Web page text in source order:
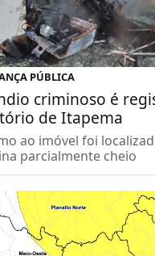
PÚBLICA
criminoso é
de Itapema
ao imóvel foi
parcialmente cheio